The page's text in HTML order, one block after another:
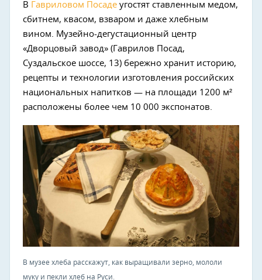
В Гавриловом Посаде угостят ставленным медом,
сбитнем, квасом, взваром и даже хлебным
вином. Музейно-дегустационный центр
«Дворцовый завод» (Гаврилов Посад,
Суздальское шоссе, 13) бережно хранит историю,
рецепты и технологии изготовления российских
национальных напитков — на площади 1200 м²
расположены более чем 10 000 экспонатов.
В музее хлеба расскажут, как выращивали зерно, мололи
муку и пекли хлеб на Руси.